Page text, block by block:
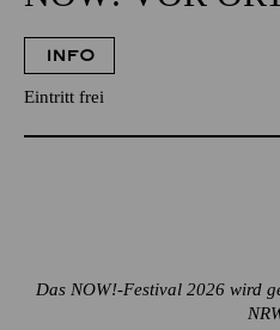
INFO
Eintritt frei
Das NOW!-Festival 2026 wird